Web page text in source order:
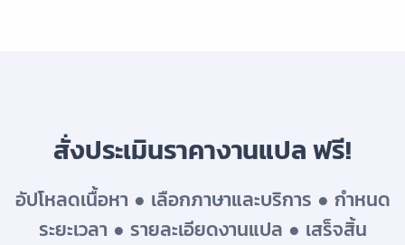
สั่งประเมินราคางานแปล ฟรี!
อัปโหลดเนื้อหา ● เลือกภาษาและบริการ ● กำหนด
ระยะเวลา ● รายละเอียดงานแปล ● เสร็จสิ้น